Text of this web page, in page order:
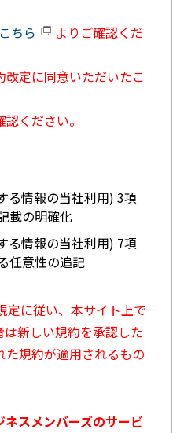
こちら
よりご確認くだ
定に同意いただいたこ
ください。
る情報の当社利用) 3項
載の明確化
る情報の当社利用) 7項
任意性の追記
定に従い、本サイト上で
新しい規約を承認した
規約が適用されるもの
スメンバーズのサービ